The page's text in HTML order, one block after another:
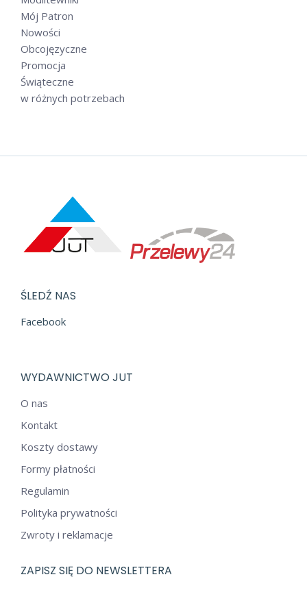
Mój Patron
Nowości
Obcojęzyczne
Promocja
Świąteczne
w różnych potrzebach
ŚLEDŹ NAS
Facebook
WYDAWNICTWO JUT
O nas
Kontakt
Koszty dostawy
Formy płatności
Regulamin
Polityka prywatności
Zwroty i reklamacje
ZAPISZ SIĘ DO NEWSLETTERA